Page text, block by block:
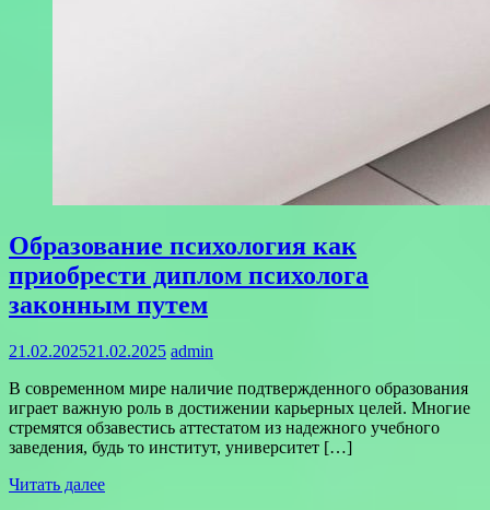
Образование психология как
приобрести диплом психолога
законным путем
21.02.202521.02.2025 admin
В современном мире наличие подтвержденного образования
играет важную роль в достижении карьерных целей. Многие
стремятся обзавестись аттестатом из надежного учебного
заведения, будь то институт, университет […]
Читать далее